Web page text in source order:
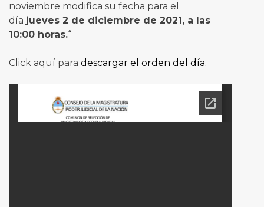
noviembre modifica su fecha para el
día jueves 2 de diciembre de 2021, a las
10:00 horas.“
Click aquí para descargar el orden del día.